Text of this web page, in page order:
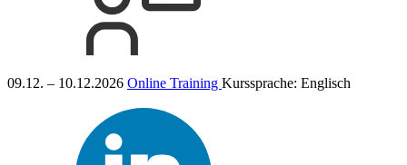
09.12. – 10.12.2026 Online Training Kurssprache: Englisch